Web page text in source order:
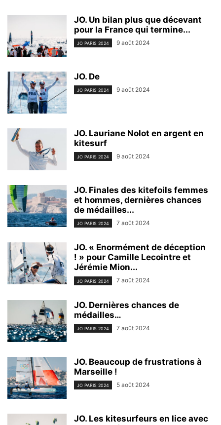
JO. Un bilan plus que décevant
pour la France qui termine...
JO PARIS 2024 9 août 2024
JO. De
JO PARIS 2024 9 août 2024
JO. Lauriane Nolot en argent en
kitesurf
JO PARIS 2024 9 août 2024
JO. Finales des kitefoils femmes
et hommes, dernières chances
de médailles...
JO PARIS 2024 7 août 2024
JO. « Enormément de déception
! » pour Camille Lecointre et
Jérémie Mion...
JO PARIS 2024 7 août 2024
JO. Dernières chances de
médailles…
JO PARIS 2024 7 août 2024
JO. Beaucoup de frustrations à
Marseille !
JO PARIS 2024 5 août 2024
JO. Les kitesurfeurs en lice avec